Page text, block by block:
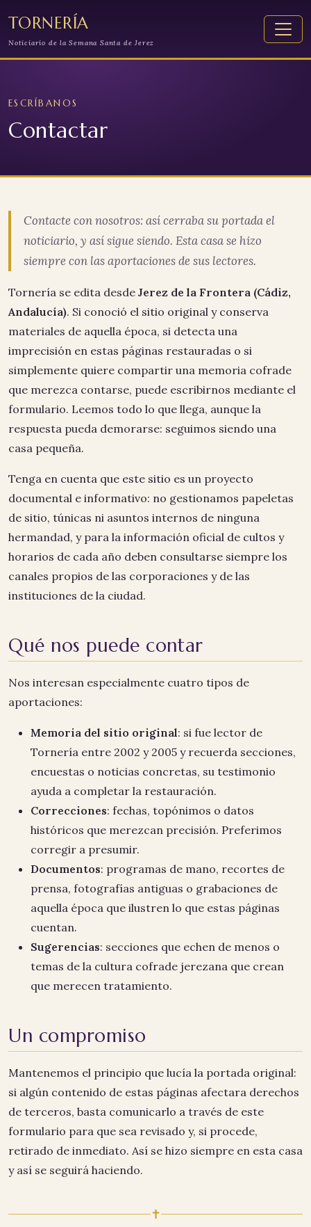
TORNERÍA
Noticiario de la Semana Santa de Jerez
ESCRÍBANOS
Contactar
Contacte con nosotros: así cerraba su portada el
noticiario, y así sigue siendo. Esta casa se hizo
siempre con las aportaciones de sus lectores.
Tornería se edita desde Jerez de la Frontera (Cádiz,
Andalucía). Si conoció el sitio original y conserva
materiales de aquella época, si detecta una
imprecisión en estas páginas restauradas o si
simplemente quiere compartir una memoria cofrade
que merezca contarse, puede escribirnos mediante el
formulario. Leemos todo lo que llega, aunque la
respuesta pueda demorarse: seguimos siendo una
casa pequeña.
Tenga en cuenta que este sitio es un proyecto
documental e informativo: no gestionamos papeletas
de sitio, túnicas ni asuntos internos de ninguna
hermandad, y para la información oficial de cultos y
horarios de cada año deben consultarse siempre los
canales propios de las corporaciones y de las
instituciones de la ciudad.
Qué nos puede contar
Nos interesan especialmente cuatro tipos de
aportaciones:
Memoria del sitio original: si fue lector de
Tornería entre 2002 y 2005 y recuerda secciones,
encuestas o noticias concretas, su testimonio
ayuda a completar la restauración.
Correcciones: fechas, topónimos o datos
históricos que merezcan precisión. Preferimos
corregir a presumir.
Documentos: programas de mano, recortes de
prensa, fotografías antiguas o grabaciones de
aquella época que ilustren lo que estas páginas
cuentan.
Sugerencias: secciones que echen de menos o
temas de la cultura cofrade jerezana que crean
que merecen tratamiento.
Un compromiso
Mantenemos el principio que lucía la portada original:
si algún contenido de estas páginas afectara derechos
de terceros, basta comunicarlo a través de este
formulario para que sea revisado y, si procede,
retirado de inmediato. Así se hizo siempre en esta casa
y así se seguirá haciendo.
✝